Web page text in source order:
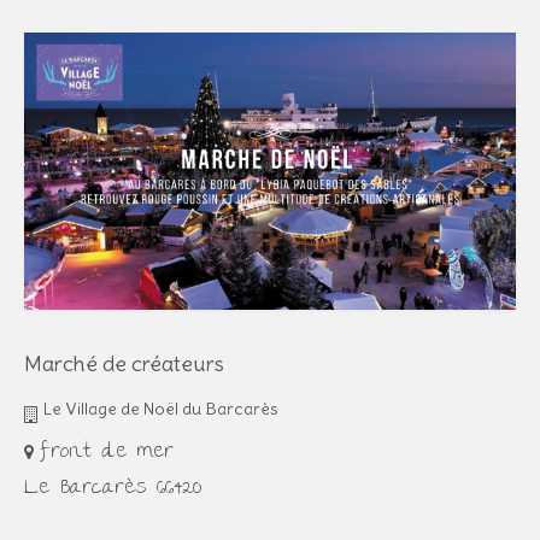
Marché de créateurs
Le Village de Noël du Barcarès
front de mer
Le Barcarès 66420